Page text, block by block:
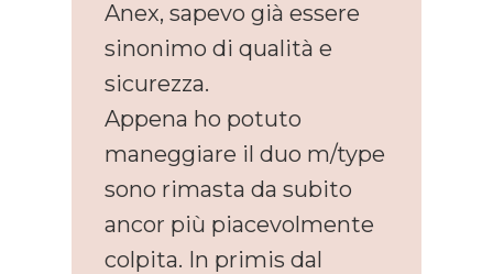
Anex, sapevo già essere
sinonimo di qualità e
sicurezza.
Appena ho potuto
maneggiare il duo m/type
sono rimasta da subito
ancor più piacevolmente
colpita. In primis dal